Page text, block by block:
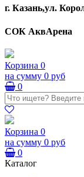
г. Казань,ул.
СОК АквАрена
Корзина 0
на сумму 0 руб
0
Корзина 0
на сумму 0 руб
0
Каталог